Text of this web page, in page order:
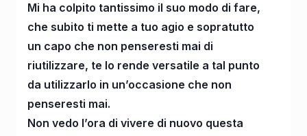
Mi ha colpito tantissimo il suo modo di fare,
che subito ti mette a tuo agio e sopratutto
un capo che non penseresti mai di
riutilizzare, te lo rende versatile a tal punto
da utilizzarlo in un’occasione che non
penseresti mai.
Non vedo l’ora di vivere di nuovo questa